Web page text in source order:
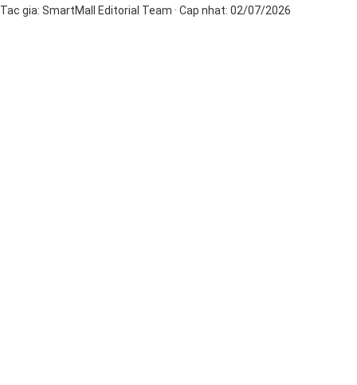
Tac gia: SmartMall Editorial Team · Cap nhat: 02/07/2026